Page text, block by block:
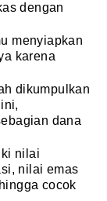
dengan
menyiapkan
karena
dikumpulkan
dana
nilai
nilai emas
cocok